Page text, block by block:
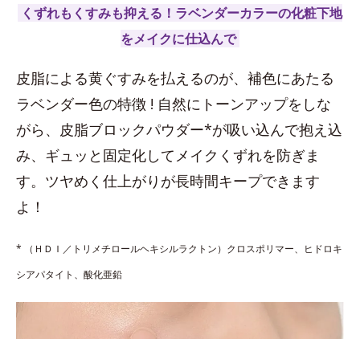
くずれもくすみも抑える！ラベンダーカラーの化粧下地
をメイクに仕込んで
皮脂による黄ぐすみを払えるのが、補色にあたる
ラベンダー色の特徴 ! 自然にトーンアップをしな
がら、皮脂ブロックパウダー*が吸い込んで抱え込
み、ギュッと固定化してメイクくずれを防ぎま
す。ツヤめく仕上がりが長時間キープできます
よ！
* （ＨＤＩ／トリメチロールヘキシルラクトン）クロスポリマー、ヒドロキ
シアパタイト、酸化亜鉛